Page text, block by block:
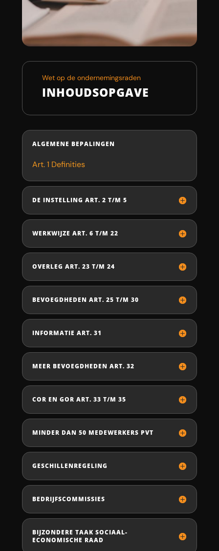
Wet op de ondernemingsraden
INHOUDSOPGAVE
ALGEMENE BEPALINGEN
Art. 1 Definities
DE INSTELLING ART. 2 T/M 5
WERKWIJZE ART. 6 T/M 22
OVERLEG ART. 23 T/M 24
BEVOEGDHEDEN ART. 25 T/M 30
INFORMATIE ART. 31
MEER BEVOEGDHEDEN ART. 32
COR EN GOR ART. 33 T/M 35
MINDER DAN 50 MEDEWERKERS PVT
GESCHILLENREGELING
BEDRIJFSCOMMISSIES
BIJZONDERE TAAK SOCIAAL-
ECONOMISCHE RAAD